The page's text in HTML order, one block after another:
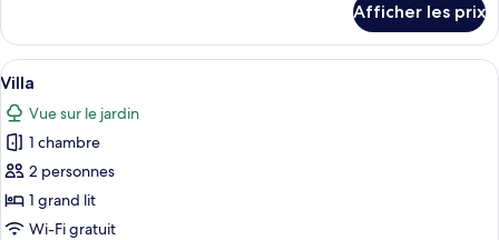
Villa
Afficher les prix
Afficher
toutes
les
photos
pour
ce
type
Une maison moderne dotée d’une
19
Villa
Vue sur le jardin
1 chambre
2 personnes
1 grand lit
Wi-Fi gratuit